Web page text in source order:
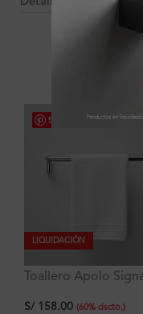
OTROS
Save
LIQUIDACIÓN
Toallero Apolo
S/ 158.00 (60% dscto.)